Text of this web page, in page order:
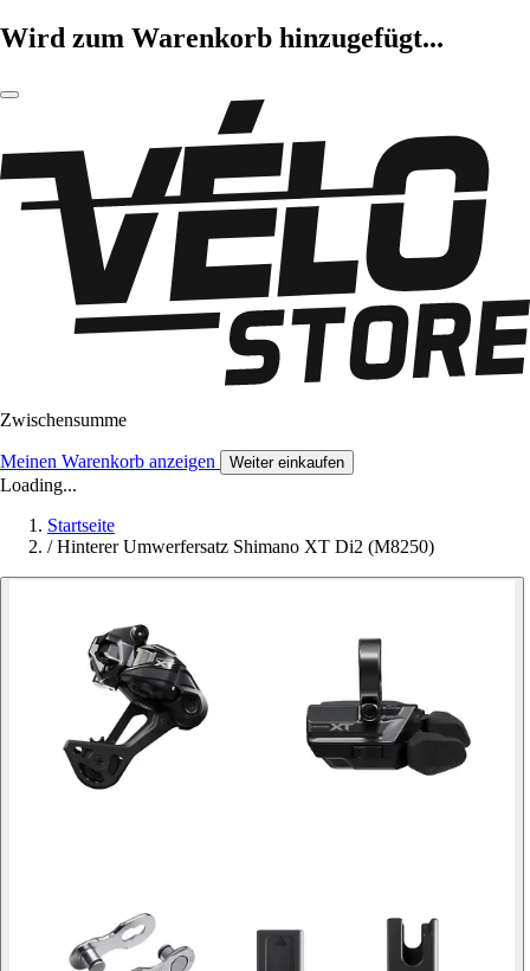
Wird zum Warenkorb hinzugefügt...
Zwischensumme
Meinen Warenkorb anzeigen Weiter einkaufen
Loading...
Startseite
/ Hinterer Umwerfersatz Shimano XT Di2 (M8250)